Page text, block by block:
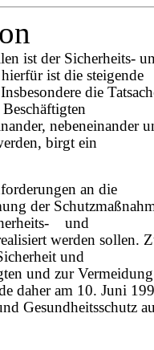
ist der Sicherheits-
ist die steigende
die
nebeneinander
birgt ein
an die
der
und
werden sollen.
und
und zur Vermeidung
daher am 10. Juni
Gesundheitsschutz